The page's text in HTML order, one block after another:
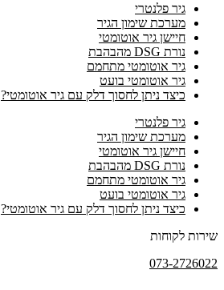
גיר פלנטרי
מערכת שימון הגיר
חיישן גיר אוטומטי
נורת DSG מהבהבת
גיר אוטומטי מתחמם
גיר אוטומטי בועט
כיצד ניתן לחסוך דלק עם גיר אוטומטי?
גיר פלנטרי
מערכת שימון הגיר
חיישן גיר אוטומטי
נורת DSG מהבהבת
גיר אוטומטי מתחמם
גיר אוטומטי בועט
כיצד ניתן לחסוך דלק עם גיר אוטומטי?
שירות לקוחות
073-2726022